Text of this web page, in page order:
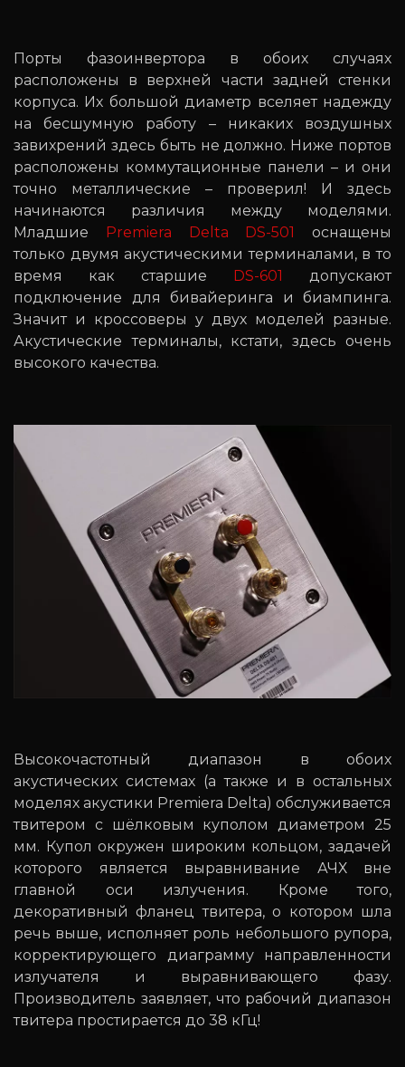
Порты фазоинвертора в обоих случаях
расположены в верхней части задней стенки
корпуса. Их большой диаметр вселяет надежду
на бесшумную работу – никаких воздушных
завихрений здесь быть не должно. Ниже портов
расположены коммутационные панели – и они
точно металлические – проверил! И здесь
начинаются различия между моделями.
Младшие
Premiera Delta DS-501
оснащены
только двумя акустическими терминалами, в то
время как старшие
DS-601
допускают
подключение для бивайеринга и биампинга.
Значит и кроссоверы у двух моделей разные.
Акустические терминалы, кстати, здесь очень
высокого качества.
Высокочастотный диапазон в обоих
акустических системах (а также и в остальных
моделях акустики Premiera Delta) обслуживается
твитером с шёлковым куполом диаметром 25
мм. Купол окружен широким кольцом, задачей
которого является выравнивание АЧХ вне
главной оси излучения. Кроме того,
декоративный фланец твитера, о котором шла
речь выше, исполняет роль небольшого рупора,
корректирующего диаграмму направленности
излучателя и выравнивающего фазу.
Производитель заявляет, что рабочий диапазон
твитера простирается до 38 кГц!